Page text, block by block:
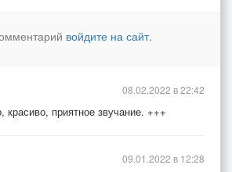
войдите на сайт.
красиво, приятное звучание. +++
08.02.2022 в 22:42
09.01.2022 в 12:28